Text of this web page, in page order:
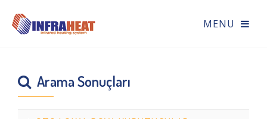
Arama Sonuçları